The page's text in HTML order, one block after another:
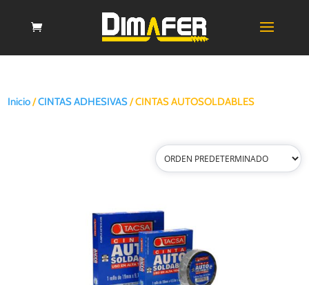
Inicio/CINTAS ADHESIVAS/ CINTAS AUTOSOLDABLES